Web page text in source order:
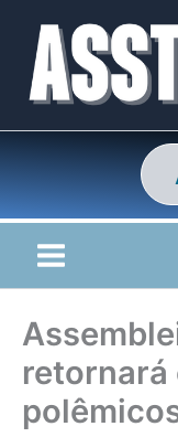
conteúdo
retornará